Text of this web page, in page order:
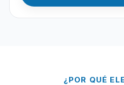
¿POR QUÉ